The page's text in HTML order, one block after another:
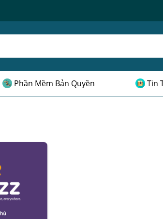
Phần Mềm Bản Quyền Tin